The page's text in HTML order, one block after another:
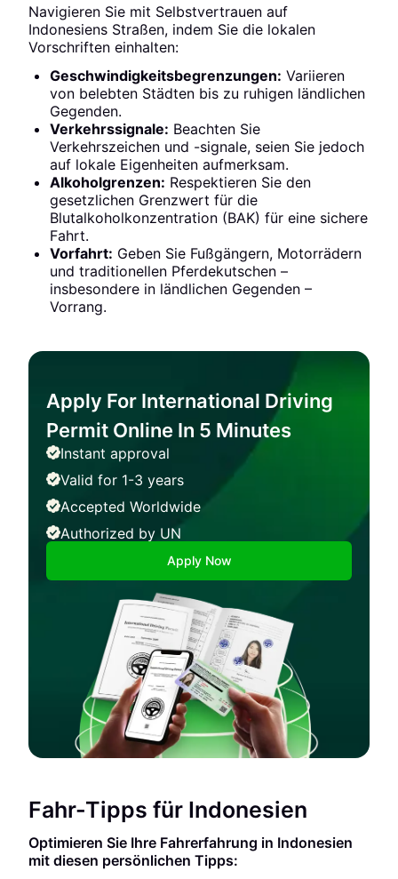
Navigieren Sie mit Selbstvertrauen auf
Indonesiens Straßen, indem Sie die lokalen
Vorschriften einhalten:
Geschwindigkeitsbegrenzungen: Variieren
von belebten Städten bis zu ruhigen ländlichen
Gegenden.
Verkehrssignale: Beachten Sie
Verkehrszeichen und -signale, seien Sie jedoch
auf lokale Eigenheiten aufmerksam.
Alkoholgrenzen: Respektieren Sie den
gesetzlichen Grenzwert für die
Blutalkoholkonzentration (BAK) für eine sichere
Fahrt.
Vorfahrt: Geben Sie Fußgängern, Motorrädern
und traditionellen Pferdekutschen –
insbesondere in ländlichen Gegenden –
Vorrang.
Apply For International Driving
Permit Online In 5 Minutes
Instant approval
Valid for 1-3 years
Accepted Worldwide
Authorized by UN
Apply Now
Fahr-Tipps für Indonesien
Optimieren Sie Ihre Fahrerfahrung in Indonesien
mit diesen persönlichen Tipps: